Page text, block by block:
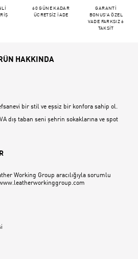
60 GÜNE KADAR
ÜCRETSİZ İADE
GARANTİ
BONUS'A ÖZEL
VADE FARKSIZ 6
TAKSİT
HAKKINDA
bir stil ve eşsiz bir konfora sahip ol.
dış taban seni şehrin sokaklarına ve spot
Working Group aracılığıyla sorumlu